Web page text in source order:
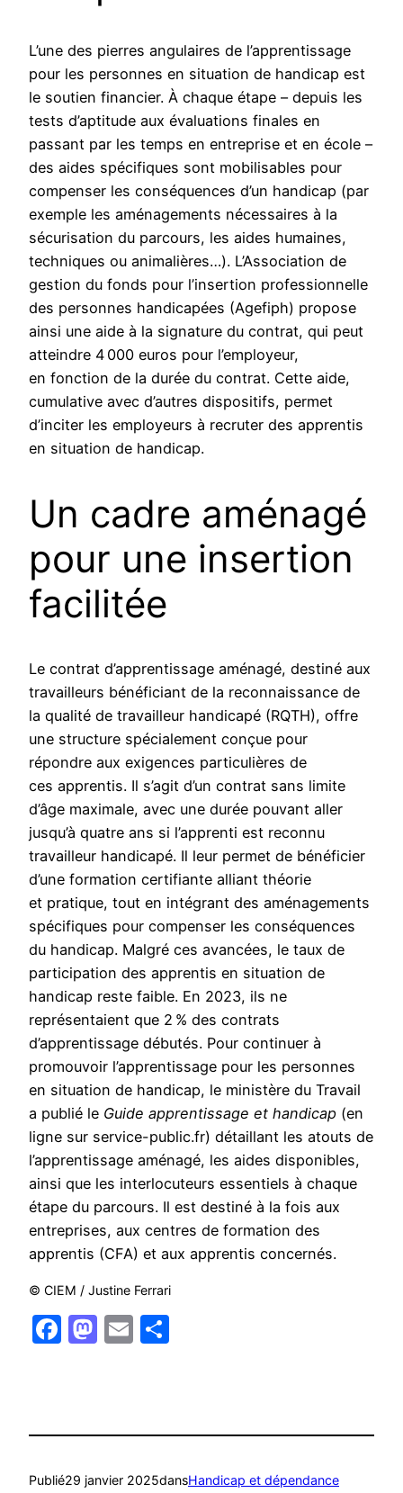
L’une des pierres angulaires de l’apprentissage
pour les personnes en situation de handicap est
le soutien financier. À chaque étape – depuis les
tests d’aptitude aux évaluations finales en
passant par les temps en entreprise et en école –
des aides spécifiques sont mobilisables pour
compenser les conséquences d’un handicap (par
exemple les aménagements nécessaires à la
sécurisation du parcours, les aides humaines,
techniques ou animalières…). L’Association de
gestion du fonds pour l’insertion professionnelle
des personnes handicapées (Agefiph) propose
ainsi une aide à la signature du contrat, qui peut
atteindre 4 000 euros pour l’employeur,
en fonction de la durée du contrat. Cette aide,
cumulative avec d’autres dispositifs, permet
d’inciter les employeurs à recruter des apprentis
en situation de handicap.
Un cadre aménagé
pour une insertion
facilitée
Le contrat d’apprentissage aménagé, destiné aux
travailleurs bénéficiant de la reconnaissance de
la qualité de travailleur handicapé (RQTH), offre
une structure spécialement conçue pour
répondre aux exigences particulières de
ces apprentis. Il s’agit d’un contrat sans limite
d’âge maximale, avec une durée pouvant aller
jusqu’à quatre ans si l’apprenti est reconnu
travailleur handicapé. Il leur permet de bénéficier
d’une formation certifiante alliant théorie
et pratique, tout en intégrant des aménagements
spécifiques pour compenser les conséquences
du handicap. Malgré ces avancées, le taux de
participation des apprentis en situation de
handicap reste faible. En 2023, ils ne
représentaient que 2 % des contrats
d’apprentissage débutés. Pour continuer à
promouvoir l’apprentissage pour les personnes
en situation de handicap, le ministère du Travail
a publié le Guide apprentissage et handicap (en
ligne sur service-public.fr) détaillant les atouts de
l’apprentissage aménagé, les aides disponibles,
ainsi que les interlocuteurs essentiels à chaque
étape du parcours. Il est destiné à la fois aux
entreprises, aux centres de formation des
apprentis (CFA) et aux apprentis concernés.
© CIEM / Justine Ferrari
Facebook
Mastodon
Email
Publié29 janvier 2025dansHandicap et dépendance